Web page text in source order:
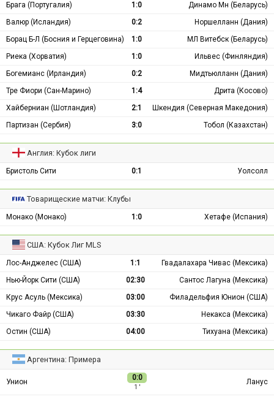
Брага (Португалия)
1:0
Динамо Мн (Беларусь)
Валюр (Исландия)
0:2
Норшелланн (Дания)
Борац Б-Л (Босния и Герцеговина)
1:0
МЛ Витебск (Беларусь)
Риека (Хорватия)
1:0
Ильвес (Финляндия)
Богемианс (Ирландия)
0:2
Мидтьюлланн (Дания)
Тре Фиори (Сан-Марино)
1:4
Дрита (Косово)
Хайберниан (Шотландия)
2:1
Шкендия (Северная Македония)
Партизан (Сербия)
3:0 Тобол (Казахстан)
Англия: Кубок лиги
Бристоль Сити 0:1 Уолсолл
Товарищеские матчи: Клубы
Монако (Монако) 1:0 Хетафе (Испания)
США: Кубок Лиг MLS
Лос-Анджелес (США) 1:1
Гвадалахара Чивас (Мексика)
Нью-Йорк Сити (США)
02:30
Сантос Лагуна (Мексика)
Крус Асуль (Мексика)
03:00
Филадельфия Юнион (США)
Чикаго Файр (США)
03:30
Некакса (Мексика)
Остин (США)
04:00 Тихуана (Мексика)
Аргентина: Примера
Унион 0:0
1 ′
Ланус